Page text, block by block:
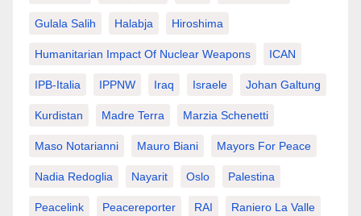
Gulala Salih Halabja Hiroshima
Humanitarian Impact Of Nuclear Weapons ICAN
IPB-Italia IPPNW Iraq Israele Johan Galtung
Kurdistan Madre Terra Marzia Schenetti
Maso Notarianni Mauro Biani Mayors For Peace
Nadia Redoglia Nayarit Oslo Palestina
Peacelink Peacereporter RAI Raniero La Valle